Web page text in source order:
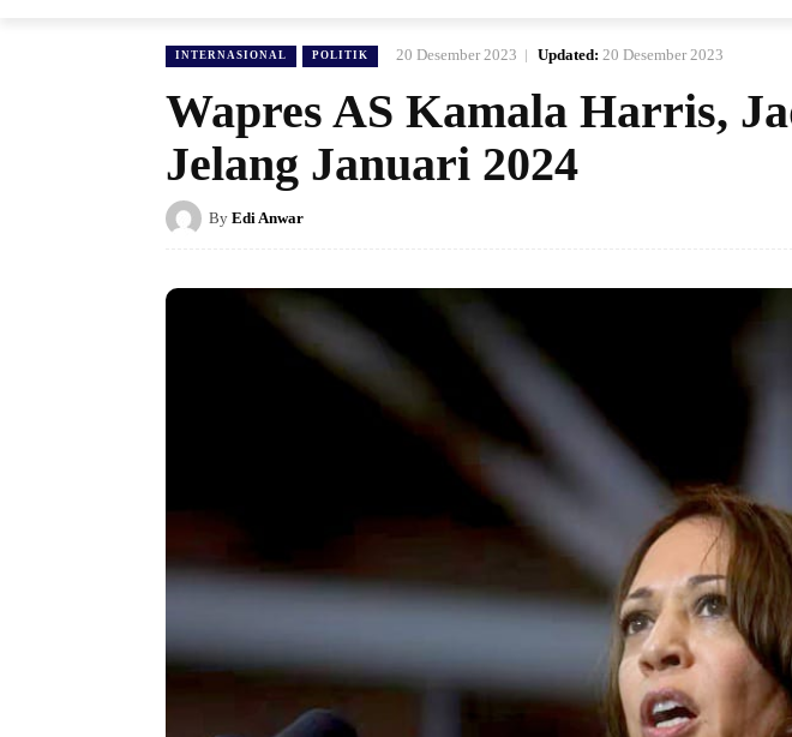
INTERNASIONAL POLITIK 20 Desember 2023 Updated: 20 Desember 2023
Wapres AS Kamala Harris,
Jelang Januari 2024
By Edi Anwar